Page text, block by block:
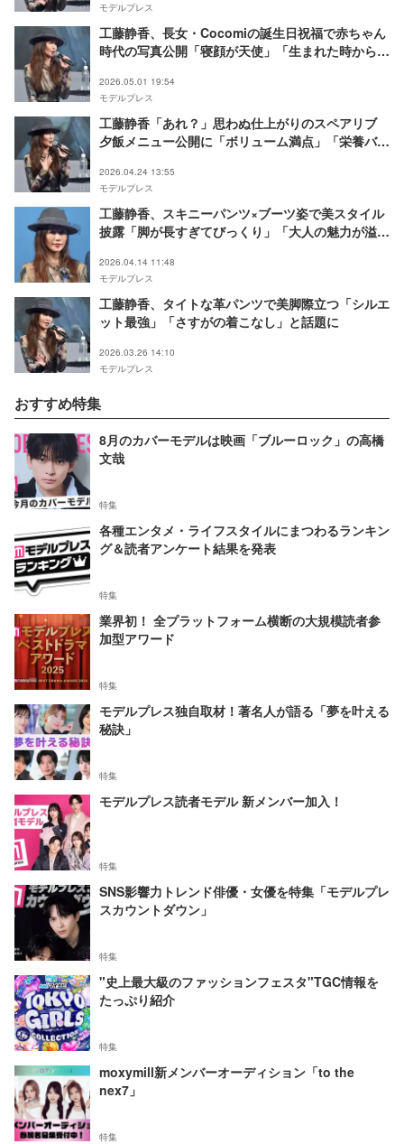
モデルプレス
工藤静香、長女・Cocomiの誕生日祝福で赤ちゃん
時代の写真公開「寝顔が天使」「生まれた時から美
2026.05.01 19:54
モデルプレス
工藤静香「あれ？」思わぬ仕上がりのスペアリブ
夕飯メニュー公開に「ボリューム満点」「栄養バラ
2026.04.24 13:55
モデルプレス
工藤静香、スキニーパンツ×ブーツ姿で美スタイル
披露「脚が長すぎてびっくり」「大人の魅力が溢れ
2026.04.14 11:48
モデルプレス
工藤静香、タイトな革パンツで美脚際立つ「シルエ
ット最強」「さすがの着こなし」と話題に
2026.03.26 14:10
モデルプレス
おすすめ特集
8月のカバーモデルは映画「ブルーロック」の高橋
文哉
特集
各種エンタメ・ライフスタイルにまつわるランキン
グ＆読者アンケート結果を発表
特集
業界初！ 全プラットフォーム横断の大規模読者参
加型アワード
特集
モデルプレス独自取材！著名人が語る「夢を叶える
秘訣」
特集
モデルプレス読者モデル 新メンバー加入！
特集
SNS影響力トレンド俳優・女優を特集「モデルプレ
スカウントダウン」
特集
"史上最大級のファッションフェスタ"TGC情報を
たっぷり紹介
特集
moxymill新メンバーオーディション「to the
nex7」
特集